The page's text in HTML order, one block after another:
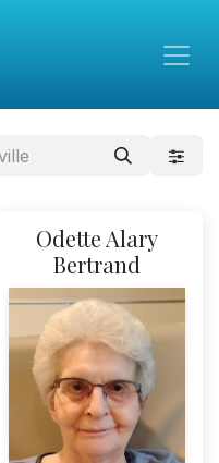
Odette Alary
Bertrand